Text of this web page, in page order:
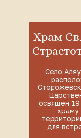
Храм
Село
освящён 19
храму
для